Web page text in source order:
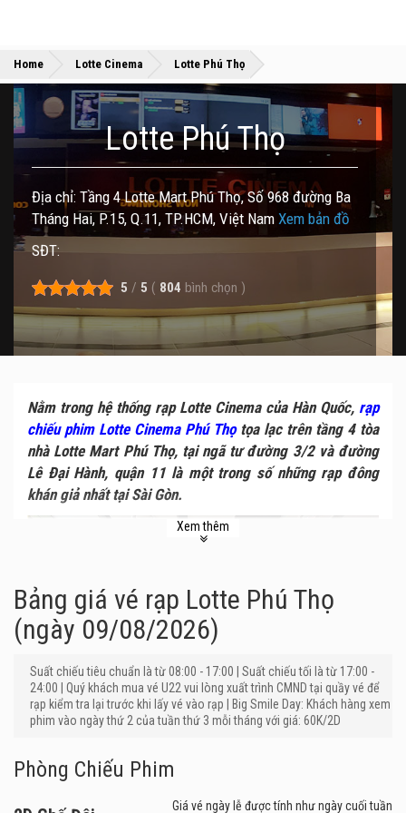
Home »
Lotte Cinema »
Lotte Phú Thọ
Lotte Phú Thọ
Địa chỉ: Tầng 4 Lotte Mart Phú Thọ, Số 968 đường Ba
Tháng Hai, P.15, Q.11, TP.HCM, Việt Nam Xem bản đồ
SĐT:
5 / 5 ( 804 bình chọn )
Nằm trong hệ thống rạp Lotte Cinema của Hàn Quốc, rạp
chiếu phim Lotte Cinema Phú Thọtọa lạc trên tầng 4 tòa
nhà Lotte Mart Phú Thọ, tại ngã tư đường 3/2 và đường
Lê Đại Hành, quận 11 là một trong số những rạp đông
khán giả nhất tại Sài Gòn.
Xem thêm
Bảng giá vé rạp Lotte Phú Thọ
(ngày 09/08/2026)
Suất chiếu tiêu chuẩn là từ 08:00 - 17:00 | Suất chiếu tối là từ 17:00 -
24:00 | Quý khách mua vé U22 vui lòng xuất trình CMND tại quầy vé để
rạp kiểm tra lại trước khi lấy vé vào rạp | Big Smile Day: Khách hàng xem
phim vào ngày thứ 2 của tuần thứ 3 mỗi tháng với giá: 60K/2D
Phòng Chiếu Phim
Giá vé ngày lễ được tính như ngày cuối tuần